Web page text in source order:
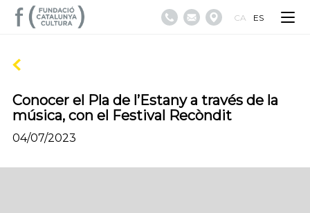
CA ES
Conocer el Pla de l’Estany a través de la
música, con el Festival Recòndit
04/07/2023